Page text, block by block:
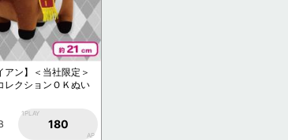
アン】＜当社限定＞
レクションＯＫぬい
1PLAY
180
AP